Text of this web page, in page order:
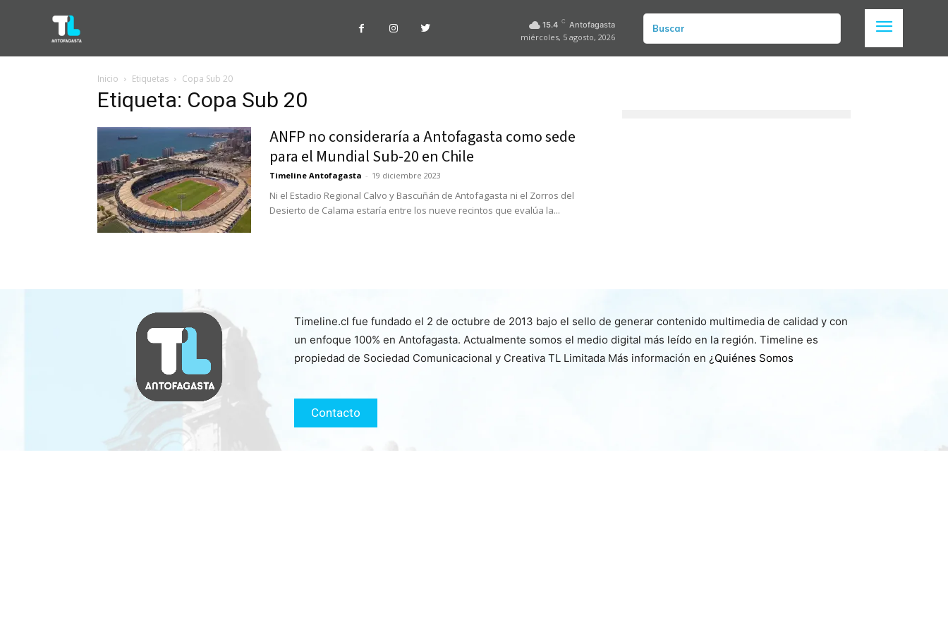
15.4 C Antofagasta
miércoles, 5 agosto, 2026
Buscar
Inicio Etiquetas Copa Sub 20
Etiqueta: Copa Sub 20
ANFP no consideraría a Antofagasta como sede
para el Mundial Sub-20 en Chile
Timeline Antofagasta - 19 diciembre 2023
Ni el Estadio Regional Calvo y Bascuñán de Antofagasta ni el Zorros del
Desierto de Calama estaría entre los nueve recintos que evalúa la...
Timeline.cl fue fundado el 2 de octubre de 2013 bajo el sello de generar contenido multimedia de calidad y con
un enfoque 100% en Antofagasta. Actualmente somos el medio digital más leído en la región. Timeline es
propiedad de Sociedad Comunicacional y Creativa TL Limitada Más información en ¿Quiénes Somos
Contacto